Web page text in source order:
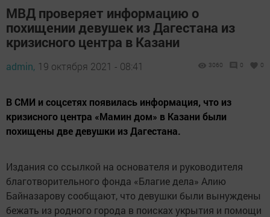
МВД проверяет информацию о
похищении девушек из Дагестана из
кризисного центра в Казани
admin, 19 октября 2021 - 08:41 3060 0 0
В СМИ и соцсетях появилась информация, что из
кризисного центра «Мамин дом» в Казани были
похищены две девушки из Дагестана.
Издания со ссылкой на основателя и руководителя
благотворительного фонда «Благие дела» Алию
Байназарову сообщают, что девушки были вынуждены
бежать из родного города в поисках укрытия и помощи